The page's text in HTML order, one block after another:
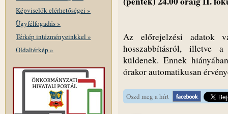
Képviselők elérhetőségei »
Ügyfélfogadás »
Térkép intézményeinkkel »
Oldaltérkép »
Az előrejelzési adatok
hosszabbításról, illetve
küldenek. Ennek
órakor automatikusan
Oszd meg a hírt